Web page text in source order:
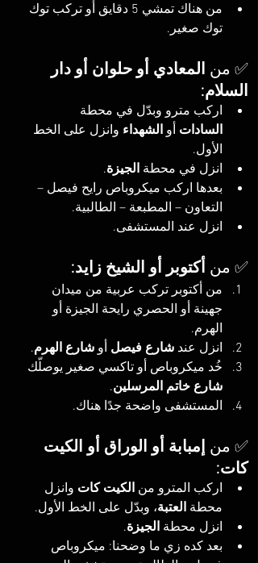
من هناك تمشي 5 دقايق أو تركب توك
توك صغير.
✅ من المعادي أو حلوان أو دار
السلام:
اركب مترو وبدّل في محطة
السادات أو الشهداء وانزل على الخط
الأول.
انزل في محطة الجيزة.
بعدها اركب ميكروباص رايح فيصل –
التعاون – المطبعة – الطالبية.
انزل عند المستشفى.
✅ من أكتوبر أو الشيخ زايد:
من أكتوبر تركب عربية من ميدان
جهينة أو الحصري رايحة الجيزة أو
الهرم.
انزل عند شارع فيصل أو شارع الهرم.
خُد ميكروباص أو تاكسي صغير يوصلّك
شارع خاتم المرسلين.
المستشفى واضحة جدًا هناك.
✅ من إمبابة أو الوراق أو الكيت
كات:
اركب المترو من الكيت كات وانزل
محطة العتبة، وبدّل على الخط الأول.
انزل محطة الجيزة.
بعد كده زي ما وضحنا: ميكروباص